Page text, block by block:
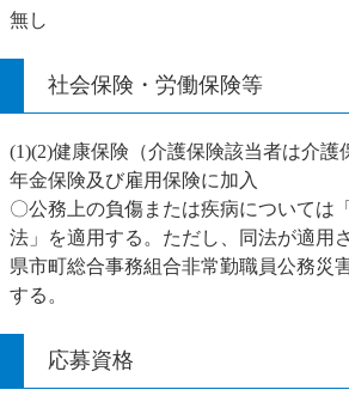
無し
社会保険・労働保険等
(1)(2)健康保険（介護保険該当者は介護
年金保険及び雇用保険に加入
〇公務上の負傷または疾病については
法」を適用する。ただし、同法が適用
県市町総合事務組合非常勤職員公務災
する。
応募資格